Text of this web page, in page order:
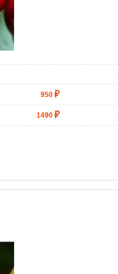
950
1490